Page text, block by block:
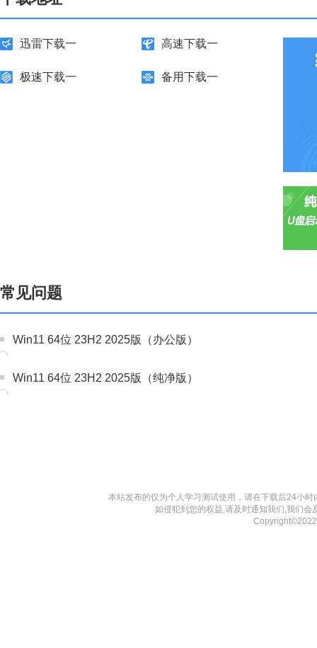
迅雷下载一 高速下载一
极速下载一 备用下载一
常见问题
Win11 64位 23H2 2025版（办公版）
Win11 64位 23H2 2025版（纯净版）
本站发布的仅为个人学习测试使用，请在下载后24小
如侵犯到您的权益,请及时通知我们,我们